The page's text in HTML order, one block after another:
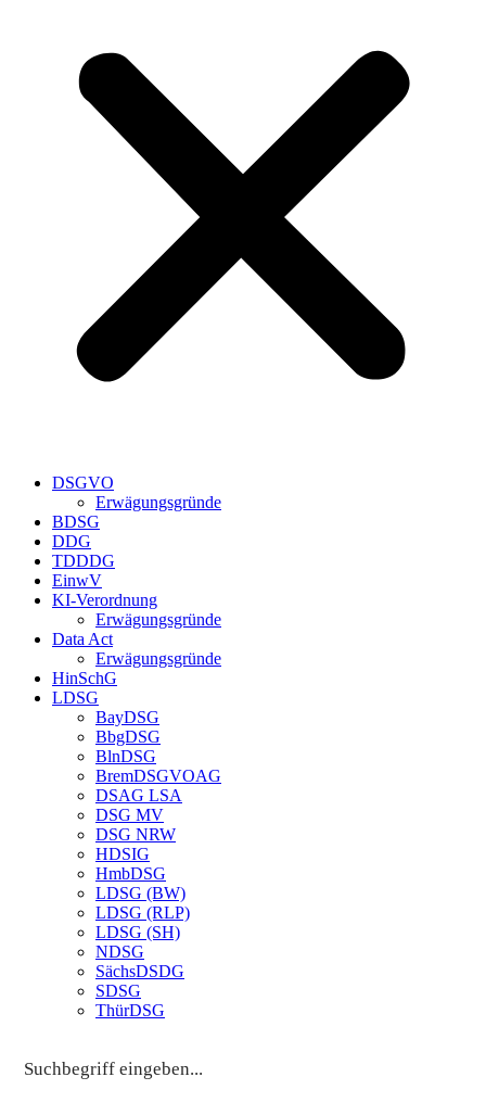
DSGVO
Erwägungsgründe
BDSG
DDG
TDDDG
EinwV
KI-Verordnung
Erwägungsgründe
Data Act
Erwägungsgründe
HinSchG
LDSG
BayDSG
BbgDSG
BlnDSG
BremDSGVOAG
DSAG LSA
DSG MV
DSG NRW
HDSIG
HmbDSG
LDSG (BW)
LDSG (RLP)
LDSG (SH)
NDSG
SächsDSDG
SDSG
ThürDSG